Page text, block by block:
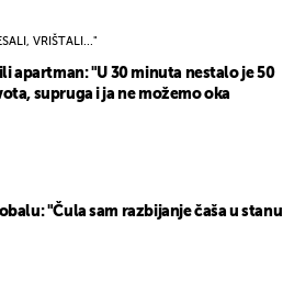
VRIŠTALI..."
apartman: "U 30 minuta nestalo je 50
supruga i ja ne možemo oka
"Čula sam razbijanje čaša u stanu